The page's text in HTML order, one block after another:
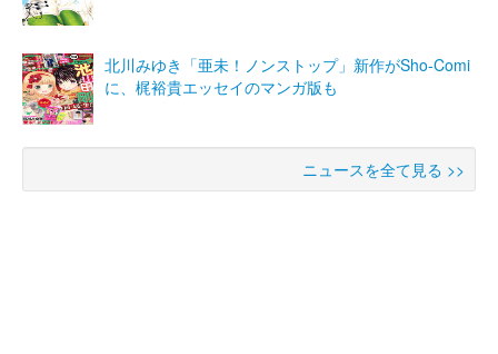
北川みゆき「亜未！ノンストップ」新作がSho-Comi
に、梶裕貴エッセイのマンガ版も
ニュースを全て見る >>